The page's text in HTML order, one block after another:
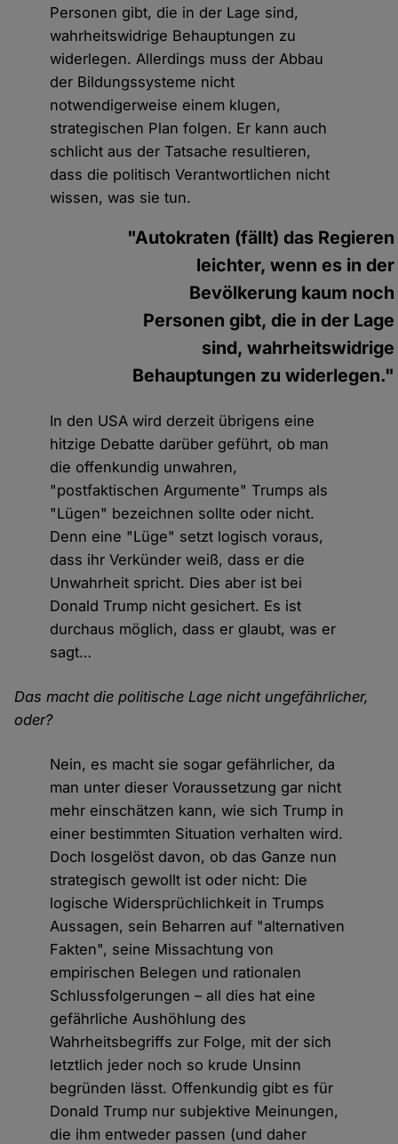
Personen gibt, die in der Lage sind,
wahrheitswidrige Behauptungen zu
widerlegen. Allerdings muss der Abbau
der Bildungssysteme nicht
notwendigerweise einem klugen,
strategischen Plan folgen. Er kann auch
schlicht aus der Tatsache resultieren,
dass die politisch Verantwortlichen nicht
wissen, was sie tun.
"Autokraten (fällt) das Regieren
leichter, wenn es in der
Bevölkerung kaum noch
Personen gibt, die in der Lage
sind, wahrheitswidrige
Behauptungen zu widerlegen."
In den USA wird derzeit übrigens eine
hitzige Debatte darüber geführt, ob man
die offenkundig unwahren,
"postfaktischen Argumente" Trumps als
"Lügen" bezeichnen sollte oder nicht.
Denn eine "Lüge" setzt logisch voraus,
dass ihr Verkünder weiß, dass er die
Unwahrheit spricht. Dies aber ist bei
Donald Trump nicht gesichert. Es ist
durchaus möglich, dass er glaubt, was er
sagt…
Das macht die politische Lage nicht ungefährlicher,
oder?
Nein, es macht sie sogar gefährlicher, da
man unter dieser Voraussetzung gar nicht
mehr einschätzen kann, wie sich Trump in
einer bestimmten Situation verhalten wird.
Doch losgelöst davon, ob das Ganze nun
strategisch gewollt ist oder nicht: Die
logische Widersprüchlichkeit in Trumps
Aussagen, sein Beharren auf "alternativen
Fakten", seine Missachtung von
empirischen Belegen und rationalen
Schlussfolgerungen – all dies hat eine
gefährliche Aushöhlung des
Wahrheitsbegriffs zur Folge, mit der sich
letztlich jeder noch so krude Unsinn
begründen lässt. Offenkundig gibt es für
Donald Trump nur subjektive Meinungen,
die ihm entweder passen (und daher